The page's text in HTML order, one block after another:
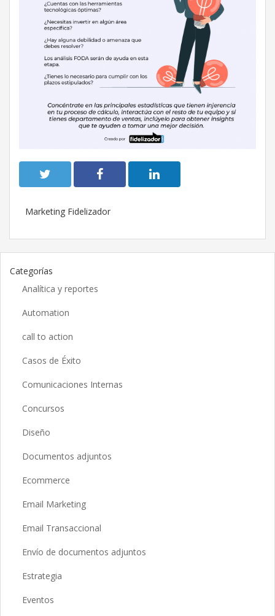
Marketing Fidelizador
Categorías
Analítica y reportes
Automation
call to action
Casos de Éxito
Comunicaciones Internas
Concursos
Diseño
Documentos adjuntos
Ecommerce
Email Marketing
Email Transaccional
Envío de documentos adjuntos
Estrategia
Eventos